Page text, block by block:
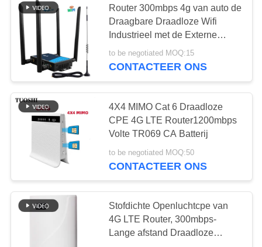
Openluchtcpe van
4G LTE Router
26
De
Waaiervergroting
van USB WiFi
Router 300mbps 4g van auto de
Draagbare Draadloze Wifi
Industrieel met de Externe
Antenne van SMA
to be negotiated MOQ:15
CONTACTEER ONS
4X4 MIMO Cat 6 Draadloze
CPE 4G LTE Router1200mbps
Volte TR069 CA Batterij
to be negotiated MOQ:50
CONTACTEER ONS
Stofdichte Openluchtcpe van
4G LTE Router, 300mbps-
Lange afstand Draadloze